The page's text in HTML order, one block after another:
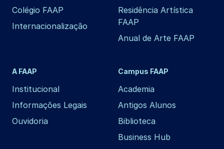
Colégio FAAP
Internacionalização
Residência Artística
FAAP
Anual de Arte FAAP
A FAAP
Institucional
Informações Legais
Ouvidoria
Campus FAAP
Academia
Antigos Alunos
Biblioteca
Business Hub